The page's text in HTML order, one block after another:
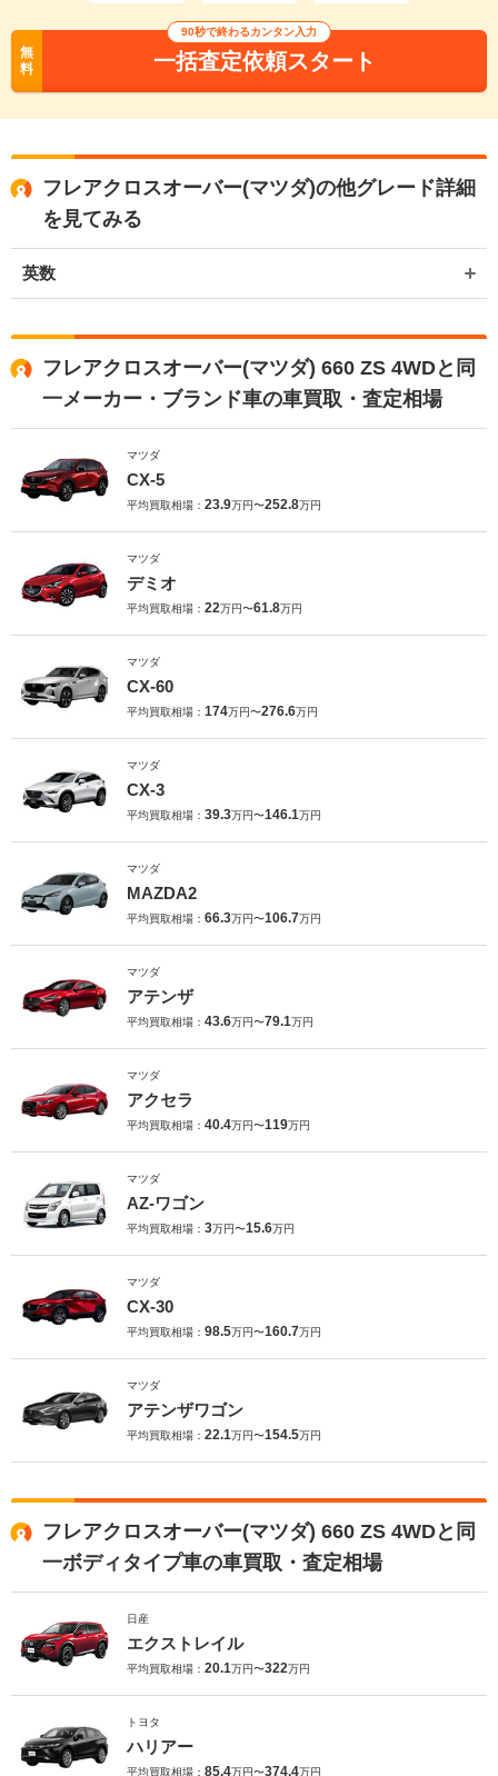
無
料
90秒で終わるカンタン入力
一括査定依頼スタート
フレアクロスオーバー(マツダ)の他グレード詳細
を見てみる
英数
フレアクロスオーバー(マツダ) 660 ZS 4WDと同
一メーカー・ブランド車の車買取・査定相場
マツダ
CX-5
平均買取相場： 23.9万円〜252.8万円
マツダ
デミオ
平均買取相場： 22万円〜61.8万円
マツダ
CX-60
平均買取相場： 174万円〜276.6万円
マツダ
CX-3
平均買取相場： 39.3万円〜146.1万円
マツダ
MAZDA2
平均買取相場： 66.3万円〜106.7万円
マツダ
アテンザ
平均買取相場： 43.6万円〜79.1万円
マツダ
アクセラ
平均買取相場： 40.4万円〜119万円
マツダ
AZ-ワゴン
平均買取相場： 3万円〜15.6万円
マツダ
CX-30
平均買取相場： 98.5万円〜160.7万円
マツダ
アテンザワゴン
平均買取相場： 22.1万円〜154.5万円
フレアクロスオーバー(マツダ) 660 ZS 4WDと同
一ボディタイプ車の車買取・査定相場
日産
エクストレイル
平均買取相場： 20.1万円〜322万円
トヨタ
ハリアー
平均買取相場： 85.4万円〜374.4万円